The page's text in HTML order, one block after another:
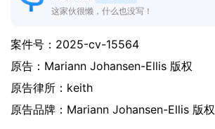
这家伙很懒，什么也没写！
案件号： 2025-cv-15564
原告： Mariann Johansen-Ellis 版权
原告律所：keith
原告品牌： Mariann Johansen-Ellis 版权